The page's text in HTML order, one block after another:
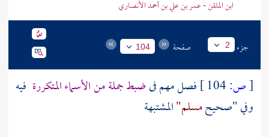
ابن الملقن - عمر بن علي بن أحمد الأنصاري
جزء 2 صفحة 104
[ص: فصل مهم فىضبط جملة من الأسماء المتكررة فيه
وفي "صحيحمسلم"المشتبهة